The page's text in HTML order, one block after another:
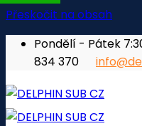
Přeskočit na obsah
Pondělí - Pátek
834 370